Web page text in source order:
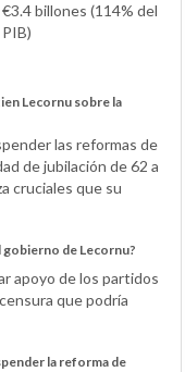
€3.4 billones (114% del
PIB)
Lecornu sobre la
las reformas de
de jubilación de 62 a
cruciales que su
gobierno de Lecornu?
apoyo de los partidos
que podría
la reforma de